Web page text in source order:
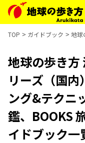
TOP ガイドブック 地球
地球の歩き方
リーズ（国
ング&テクニ
鑑、BOOKS
イドブック一